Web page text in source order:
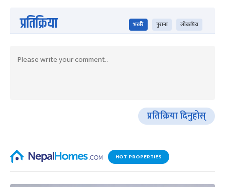
प्रतिक्रिया भर्खरै पुराना लोकप्रिय
प्रतिक्रिया दिनुहोस्
HOT PROPERTIES